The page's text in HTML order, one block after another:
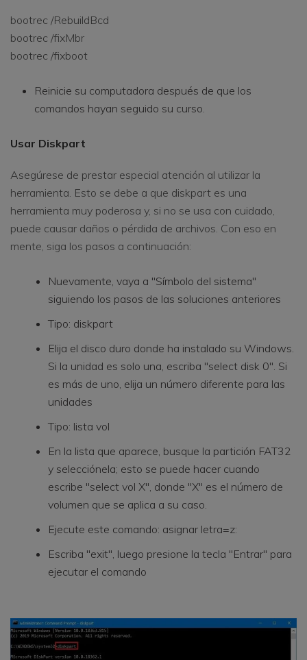
bootrec /RebuildBcd
bootrec /fixMbr
bootrec /fixboot
Reinicie su computadora después de que los
comandos hayan seguido su curso.
Usar Diskpart
Asegúrese de prestar especial atención al utilizar la
herramienta. Esto se debe a que diskpart es una
herramienta muy poderosa y, si no se usa con cuidado,
puede causar daños o pérdida de archivos. Con eso en
mente, siga los pasos a continuación:
Nuevamente, vaya a "Símbolo del sistema"
siguiendo los pasos de las soluciones anteriores
Tipo: diskpart
Elija el disco duro donde ha instalado su Windows.
Si la unidad es solo una, escriba "select disk 0". Si
es más de uno, elija un número diferente para las
unidades
Tipo: lista vol
En la lista que aparece, busque la partición FAT32
y selecciónela; esto se puede hacer cuando
escribe "select vol X", donde "X" es el número de
volumen que se aplica a su caso.
Ejecute este comando: asignar letra=z:
Escriba "exit", luego presione la tecla "Entrar" para
ejecutar el comando